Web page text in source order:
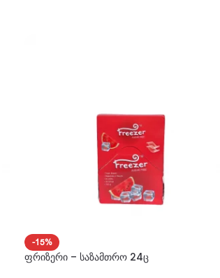
-15%
ფრიზერი – საზამთრო 24ც